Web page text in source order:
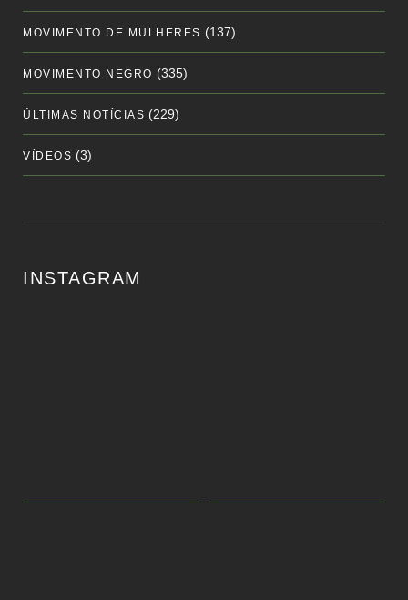
MOVIMENTO DE MULHERES (137)
MOVIMENTO NEGRO (335)
ÚLTIMAS NOTÍCIAS (229)
VÍDEOS (3)
INSTAGRAM